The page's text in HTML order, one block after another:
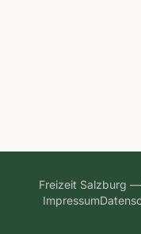
Freizeit Salzburg
Impressum